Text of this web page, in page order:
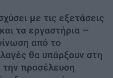
με τις εξετάσεις
τα εργαστήρια –
από το
θα υπάρξουν στη
την προσέλευση